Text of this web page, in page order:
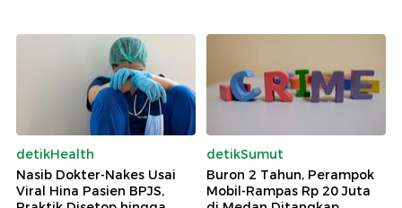
detikHealth
Nasib Dokter-Nakes Usai
Viral Hina Pasien BPJS,
detikSumut
Buron 2 Tahun, Perampok
Mobil-Rampas Rp 20 Juta